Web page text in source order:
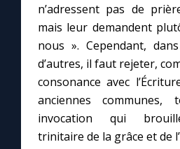
n’adressent pas de
mais leur demandent
nous ». Cependant,
d’autres, il faut rejeter,
consonance avec
anciennes communes,
invocation qui
trinitaire de la grâce et de